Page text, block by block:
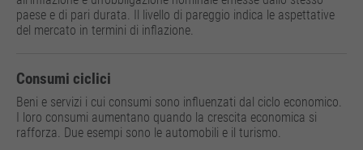
paese e di pari durata. Il livello di pareggio indica le aspettative
del mercato in termini di inflazione.
Consumi ciclici
Beni e servizi i cui consumi sono influenzati dal ciclo economico.
I loro consumi aumentano quando la crescita economica si
rafforza. Due esempi sono le automobili e il turismo.